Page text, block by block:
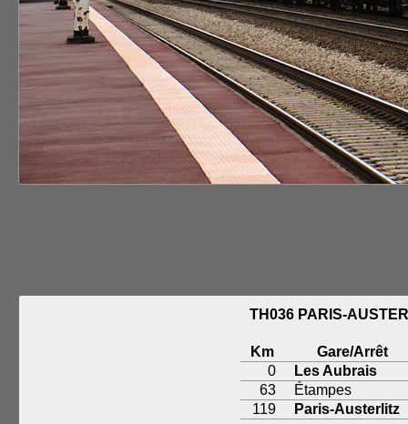
TH036 PARIS-
Km
Gare/Arrêt
0
Les Aubrais
63
Étampes
119
Paris-Austerlitz